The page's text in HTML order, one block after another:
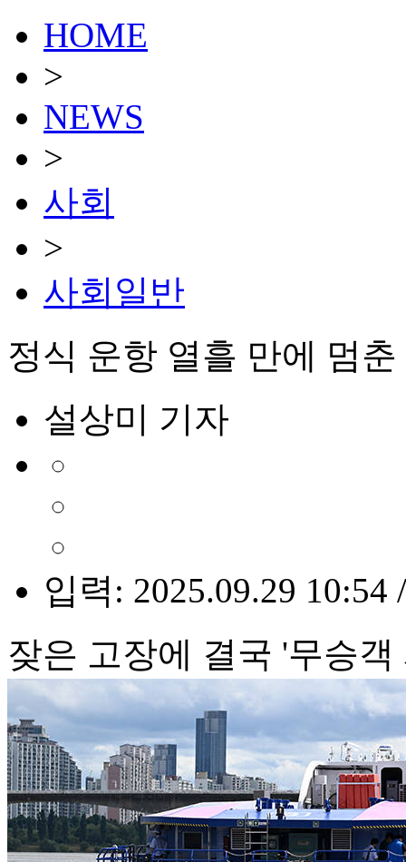
HOME
>
NEWS
>
사회
>
사회일반
정식 운항 열흘 만에 멈
설상미 기자
입력: 2025.09.29 10:54
잦은 고장에 결국 '무승